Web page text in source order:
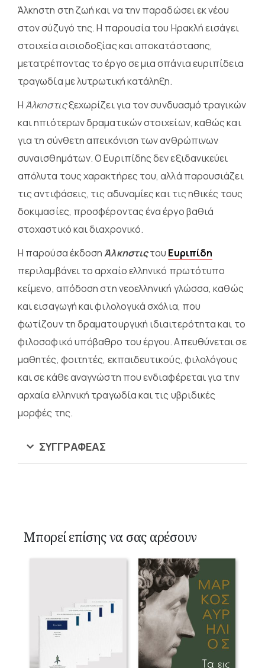
Άλκηστη στη ζωή και να την παραδώσει εκ νέου
στον σύζυγό της. Η παρουσία του Ηρακλή εισάγει
στοιχεία αισιοδοξίας και αποκατάστασης,
μετατρέποντας το έργο σε μια σπάνια ευριπίδεια
τραγωδία με λυτρωτική κατάληξη.
ΗΆλκηστιςξεχωρίζει για τον συνδυασμό τραγικών
και ηπιότερων δραματικών στοιχείων, καθώς και
για τη σύνθετη απεικόνιση των ανθρώπινων
συναισθημάτων. Ο Ευριπίδης δεν εξιδανικεύει
απόλυτα τους χαρακτήρες του, αλλά παρουσιάζει
τις αντιφάσεις, τις αδυναμίες και τις ηθικές τους
δοκιμασίες, προσφέροντας ένα έργο βαθιά
στοχαστικό και διαχρονικό.
Η παρούσα έκδοσηΆλκηστιςτου Ευριπίδη
περιλαμβάνει το αρχαίο ελληνικό πρωτότυπο
κείμενο, απόδοση στη νεοελληνική γλώσσα, καθώς
και εισαγωγή και φιλολογικά σχόλια, που
φωτίζουν τη δραματουργική ιδιαιτερότητα και το
φιλοσοφικό υπόβαθρο του έργου. Απευθύνεται σε
μαθητές, φοιτητές, εκπαιδευτικούς, φιλολόγους
και σε κάθε αναγνώστη που ενδιαφέρεται για την
αρχαία ελληνική τραγωδία και τις υβριδικές
μορφές της.
ΣΥΓΓΡΑΦΈΑΣ
Μπορεί επίσης να σας αρέσουν